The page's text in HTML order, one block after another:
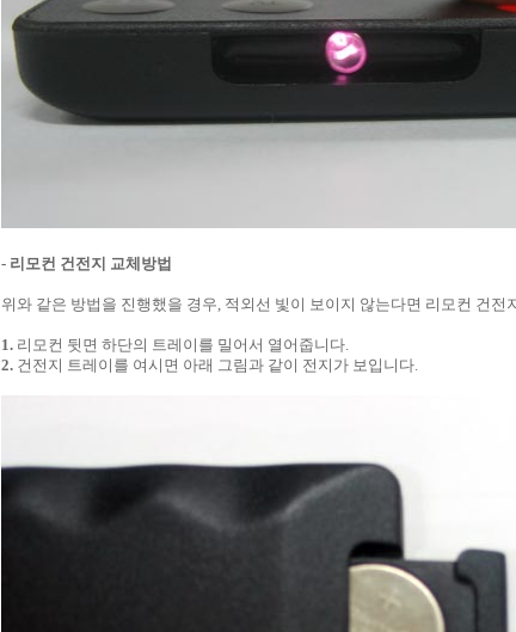
- 리모컨 건전지 교체방법
위와 같은 방법을 진행했을 경우, 적외선 빛이 보이지 않는다면 리모컨 건전
1. 리모컨 뒷면 하단의 트레이를 밀어서 열어줍니다.
2. 건전지 트레이를 여시면 아래 그림과 같이 전지가 보입니다.